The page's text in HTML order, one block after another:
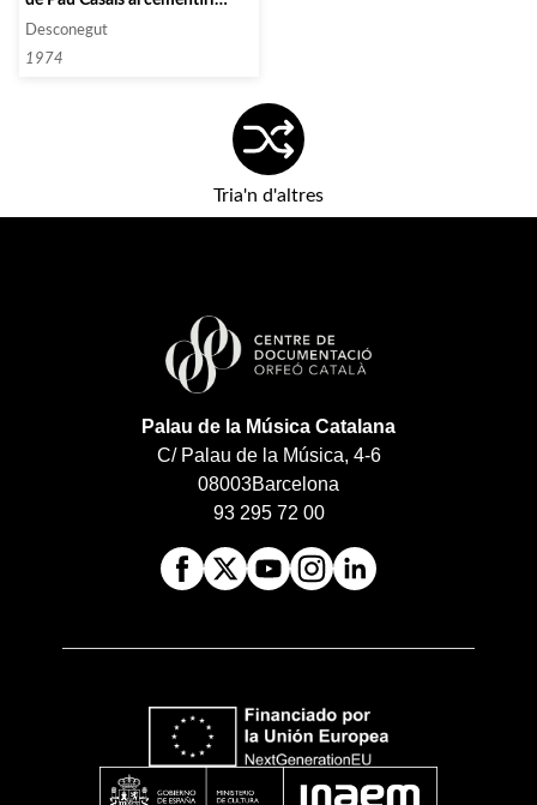
Puerto Rico Memorial de San
Juan]
Desconegut
1974
Tria'n d'altres
Palau de la Música Catalana
C/ Palau de la Música, 4-6
08003Barcelona
93 295 72 00